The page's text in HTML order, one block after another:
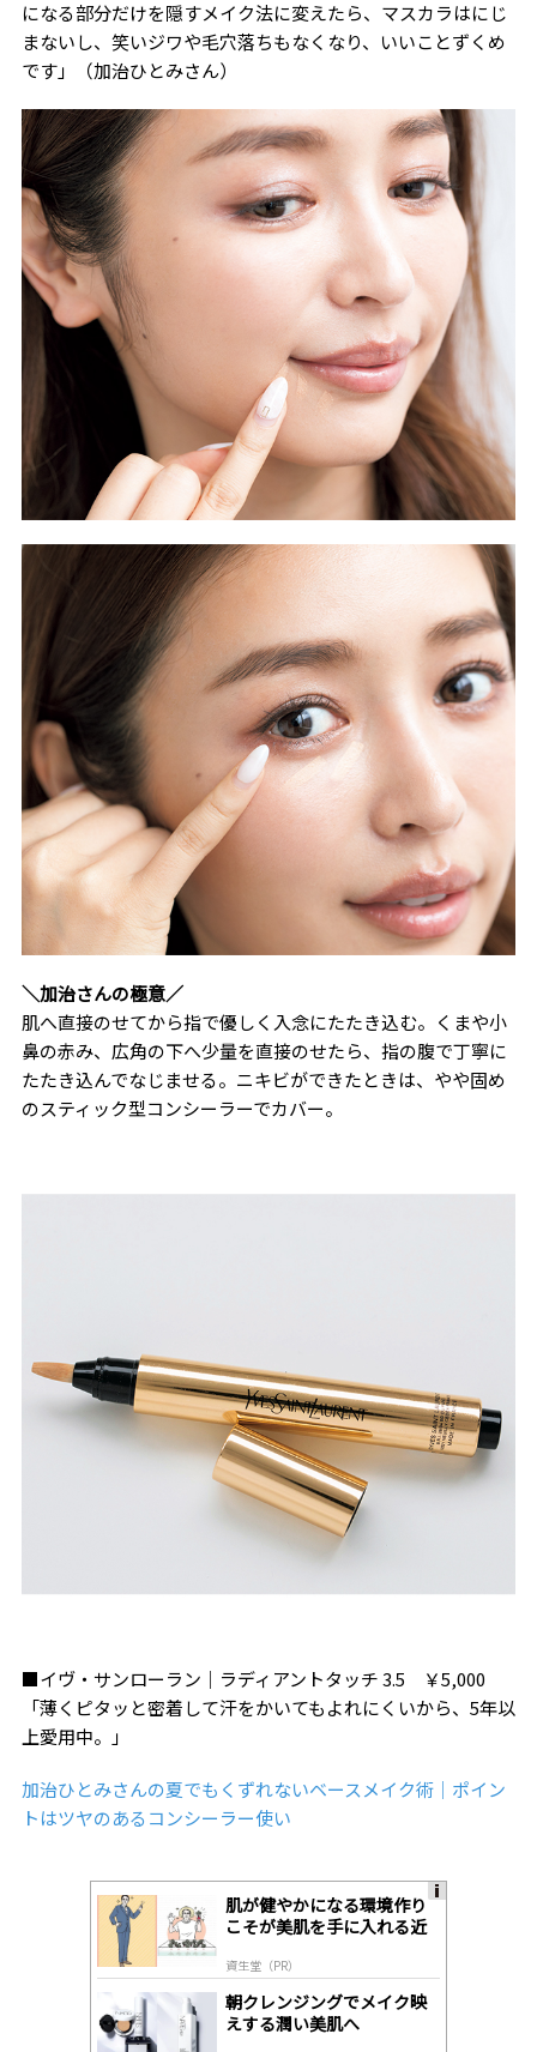
になる部分だけを隠すメイク法に変えたら、マスカラはにじ
まないし、笑いジワや毛穴落ちもなくなり、いいことずくめ
です」（加治ひとみさん）
＼加治さんの極意／
肌へ直接のせてから指で優しく入念にたたき込む。くまや小
鼻の赤み、広角の下へ少量を直接のせたら、指の腹で丁寧に
たたき込んでなじませる。ニキビができたときは、やや固め
のスティック型コンシーラーでカバー。
■イヴ・サンローラン｜ラディアントタッチ 3.5 ￥5,000
「薄くピタッと密着して汗をかいてもよれにくいから、5年以
上愛用中。」
加治ひとみさんの夏でもくずれないベースメイク術｜ポイン
トはツヤのあるコンシーラー使い
肌が健やかになる環境作り
こそが美肌を手に入れる近
資生堂（PR）
朝クレンジングでメイク映
えする潤い美肌へ